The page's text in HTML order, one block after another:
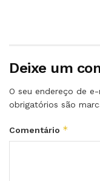
Deixe um
O seu endereço de
obrigatórios são
Comentário *